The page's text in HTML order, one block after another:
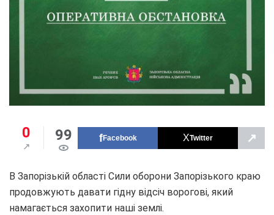
0 99 Facebook Twitter ↗
В Запорізькій області Сили оборони Запорізького краю
продовжують давати гідну відсіч ворогові, який
намагається захопити наші землі.